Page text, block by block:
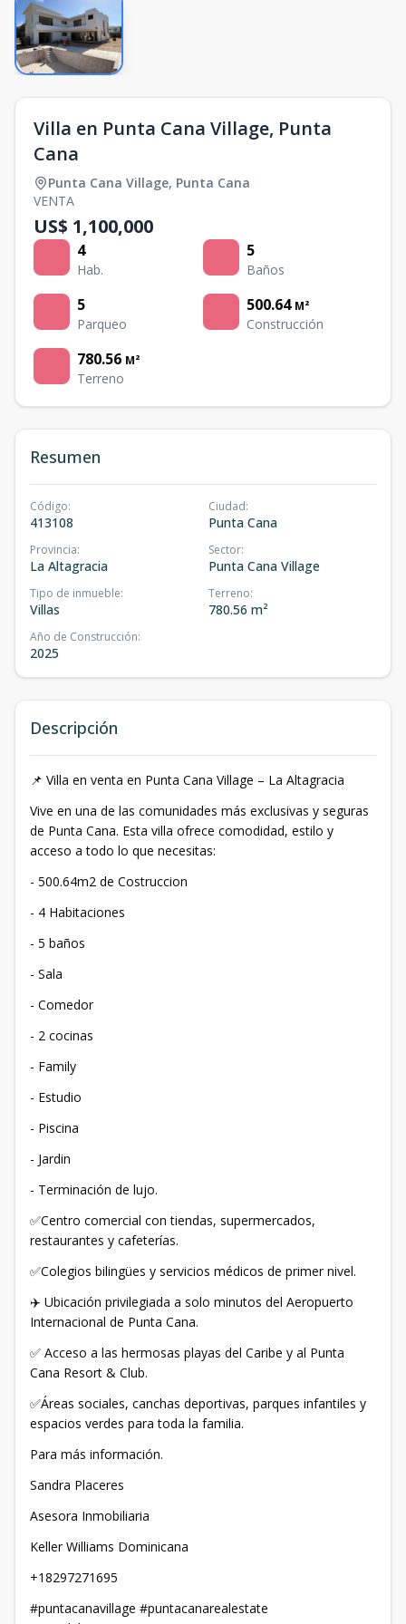
Villa en Punta Cana Village, Punta
Cana
Punta Cana Village, Punta Cana
VENTA
US$ 1,100,000
4
Hab.
5
Baños
5
Parqueo
500.64 M²
Construcción
780.56 M²
Terreno
Resumen
Código:
413108
Ciudad:
Punta Cana
Provincia:
La Altagracia
Sector:
Punta Cana Village
Tipo de inmueble:
Villas
Terreno:
780.56 m²
Año de Construcción:
2025
Descripción
📌 Villa en venta en Punta Cana Village – La Altagracia
Vive en una de las comunidades más exclusivas y seguras
de Punta Cana. Esta villa ofrece comodidad, estilo y
acceso a todo lo que necesitas:
- 500.64m2 de Costruccion
- 4 Habitaciones
- 5 baños
- Sala
- Comedor
- 2 cocinas
- Family
- Estudio
- Piscina
- Jardin
- Terminación de lujo.
✅Centro comercial con tiendas, supermercados,
restaurantes y cafeterías.
✅Colegios bilingües y servicios médicos de primer nivel.
✈️ Ubicación privilegiada a solo minutos del Aeropuerto
Internacional de Punta Cana.
✅ Acceso a las hermosas playas del Caribe y al Punta
Cana Resort & Club.
✅Áreas sociales, canchas deportivas, parques infantiles y
espacios verdes para toda la familia.
Para más información.
Sandra Placeres
Asesora Inmobiliaria
Keller Williams Dominicana
+18297271695
#puntacanavillage #puntacanarealestate